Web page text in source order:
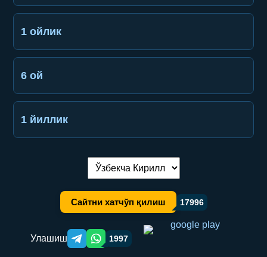
1 ойлик
6 ой
1 йиллик
Тилни алмаштириш:
Сайтни хатчўп қилиш 17996
Улашиш Telegram orqali ulashish
WhatsApp orqali ulashish
1997